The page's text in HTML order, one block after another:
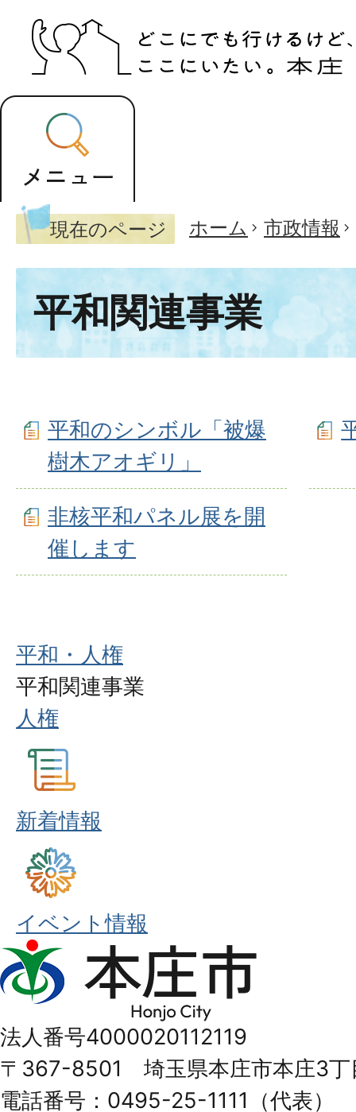
現在のページ ホーム 市政情報
平和関連事業
平和のシンボル「被爆
樹木アオギリ」
非核平和パネル展を開
催します
平和・人権
平和関連事業
人権
新着情報
イベント情報
本
庄
Honjo
City
法人番号4000020112119
〒367-8501 埼玉県本庄市本庄3丁
電話番号：0495-25-1111（代表）